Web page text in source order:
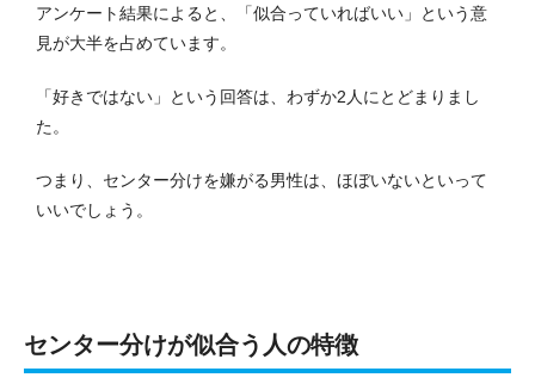
アンケート結果によると、「似合っていればいい」という意
見が大半を占めています。
「好きではない」という回答は、わずか2人にとどまりまし
た。
つまり、センター分けを嫌がる男性は、ほぼいないといって
いいでしょう。
センター分けが似合う人の特徴